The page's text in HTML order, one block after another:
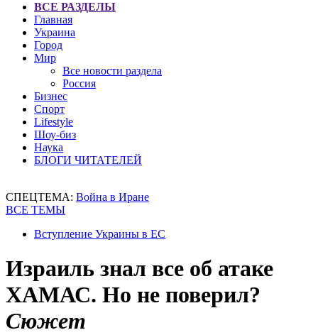
ВСЕ РАЗДЕЛЫ
Главная
Украина
Город
Мир
Все новости раздела
Россия
Бизнес
Спорт
Lifestyle
Шоу-биз
Наука
БЛОГИ ЧИТАТЕЛЕЙ
СПЕЦТЕМА: Война в Иране
ВСЕ ТЕМЫ
Вступление Украины в ЕС
Израиль знал все об атаке
ХАМАС. Но не поверил?
Сюжет